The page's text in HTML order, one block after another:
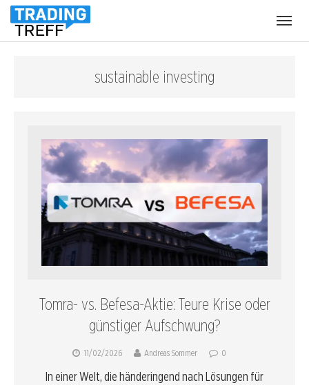
sustainable investing
Tomra- vs. Befesa-Aktie: Teure Krise oder
günstiger Aufschwung?
11/02/2026 Andreas Sommer 0
In einer Welt, die händeringend nach Lösungen für